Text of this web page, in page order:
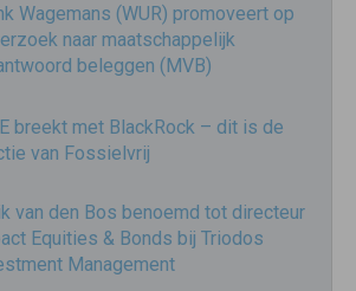
Wagemans (WUR) promoveert op
naar maatschappelijk
beleggen (MVB)
breekt met BlackRock – dit is de
van Fossielvrij
van den Bos benoemd tot directeur
Equities & Bonds bij Triodos
Management